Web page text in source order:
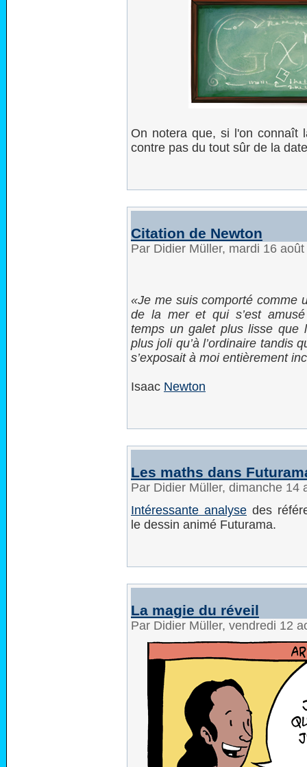
On notera que, si l'on connaît
contre pas du tout sûr de la
Citation de Newton
Par Didier Müller, mardi 16
Je me suis comporté comme
de la mer et qui s’est
temps un galet plus lisse que
plus joli qu’à l’ordinaire tandis
s’exposait à moi entièrement
Isaac Newton
Les maths dans
Par Didier Müller, dimanche 14
Intéressante analyse des
le dessin animé Futurama.
La magie du réveil
Par Didier Müller, vendredi 12